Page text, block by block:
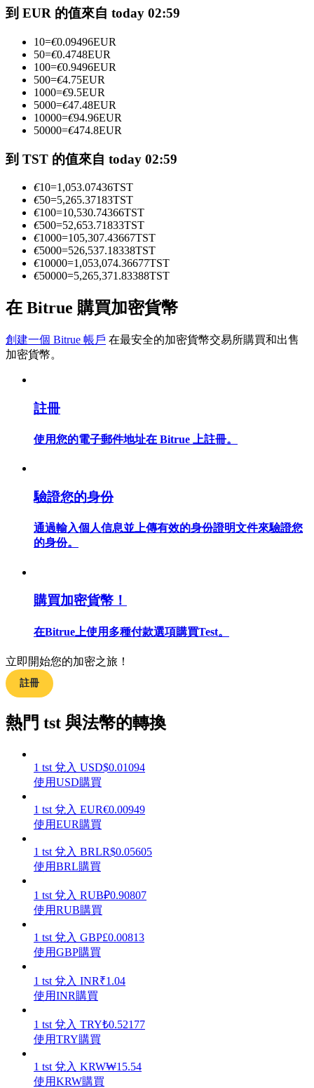
與頂尖交易專家同行
成為跟單交易員
包含交易情況等的大數據分析
合約指南
合約功能使用指南
交易策略
學習如何保持盈利
增值寶
使您的資產穩定增值
到 EUR 的值來自 today 02:59
10=€0.09496EUR
50=€0.4748EUR
100=€0.9496EUR
500=€4.75EUR
1000=€9.5EUR
5000=€47.48EUR
10000=€94.96EUR
50000=€474.8EUR
到 TST 的值來自 today 02:59
€10=1,053.07436TST
€50=5,265.37183TST
€100=10,530.74366TST
€500=52,653.71833TST
€1000=105,307.43667TST
€5000=526,537.18338TST
€10000=1,053,074.36677TST
€50000=5,265,371.83388TST
在 Bitrue 購買加密貨幣
創建一個 Bitrue 帳戶 在最安全的加密貨幣交易所購買和出售
加密貨幣。
註冊
使用您的電子郵件地址在 Bitrue 上註冊。
驗證您的身份
通過輸入個人信息並上傳有效的身份證明文件來驗證您
的身份。
購買加密貨幣！
在Bitrue上使用多種付款選項購買Test。
立即開始您的加密之旅！
註冊
熱門 tst 與法幣的轉換
1 tst 兌入 USD$0.01094
使用USD購買
1 tst 兌入 EUR€0.00949
使用EUR購買
1 tst 兌入 BRLR$0.05605
使用BRL購買
1 tst 兌入 RUB₽0.90807
使用RUB購買
1 tst 兌入 GBP£0.00813
使用GBP購買
1 tst 兌入 INR₹1.04
使用INR購買
1 tst 兌入 TRY₺0.52177
使用TRY購買
1 tst 兌入 KRW₩15.54
使用KRW購買